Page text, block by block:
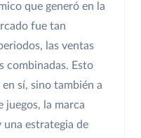
que generó en la
fue tan
las ventas
combinadas. Esto
sí, sino también a
juegos, la marca
una estrategia de